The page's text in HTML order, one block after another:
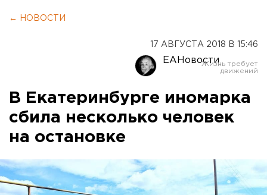
← НОВОСТИ
17 АВГУСТА 2018 В 15:46
ЕАНовости
В Екатеринбурге иномарка
сбила несколько человек
на остановке